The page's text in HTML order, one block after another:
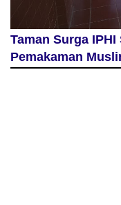
Taman Surga
Pemakaman